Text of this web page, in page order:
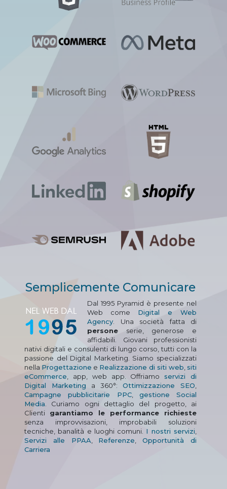
Semplicemente Comunicare
Dal 1995 Pyramid è presente nel
Web come Digital e Web
Agency . Una società fatta di
persone serie, generose e
affidabili. Giovani professionisti
nativi digitali e consulenti di lungo corso, tutti con la
passione del Digital Marketing. Siamo specializzati
nella Progettazione e Realizzazione di siti web siti
eCommerce , app, web app. Offriamo servizi di
Digital Marketing a 360°: Ottimizzazione SEO
Campagne pubblicitarie PPC, gestione Social
Media . Curiamo ogni dettaglio del progetto, ai
Clienti garantiamo le performance richieste
senza improvvisazioni, improbabili soluzioni
tecniche, banalità e luoghi comuni. I nostri servizi
Servizi alle PPAA
Referenze ,Opportunità di
Carriera